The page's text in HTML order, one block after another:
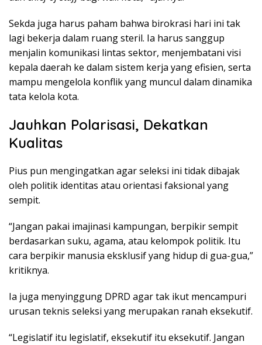
Sekda juga harus paham bahwa birokrasi hari ini tak
lagi bekerja dalam ruang steril. Ia harus sanggup
menjalin komunikasi lintas sektor, menjembatani visi
kepala daerah ke dalam sistem kerja yang efisien, serta
mampu mengelola konflik yang muncul dalam dinamika
tata kelola kota.
Jauhkan Polarisasi, Dekatkan
Kualitas
Pius pun mengingatkan agar seleksi ini tidak dibajak
oleh politik identitas atau orientasi faksional yang
sempit.
“Jangan pakai imajinasi kampungan, berpikir sempit
berdasarkan suku, agama, atau kelompok politik. Itu
cara berpikir manusia eksklusif yang hidup di gua-gua,”
kritiknya.
Ia juga menyinggung DPRD agar tak ikut mencampuri
urusan teknis seleksi yang merupakan ranah eksekutif.
“Legislatif itu legislatif, eksekutif itu eksekutif. Jangan